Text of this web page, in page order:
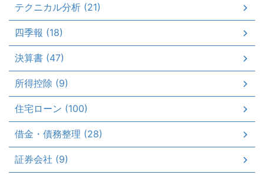
テクニカル分析 (21)
四季報 (18)
決算書 (47)
所得控除 (9)
住宅ローン (100)
借金・債務整理 (28)
証券会社 (9)